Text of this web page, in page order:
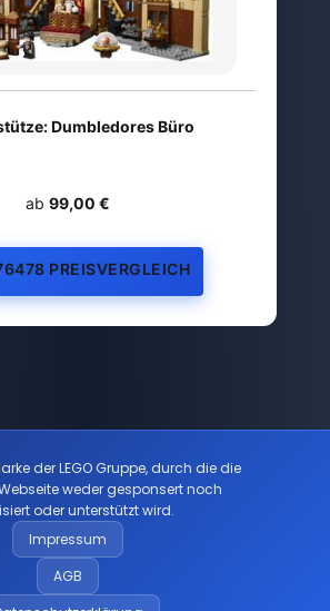
Dumbledores Büro
ab 99,00 €
PREISVERGLEICH
der LEGO Gruppe, durch die die
weder gesponsert noch
oder unterstützt wird.
Impressum
AGB